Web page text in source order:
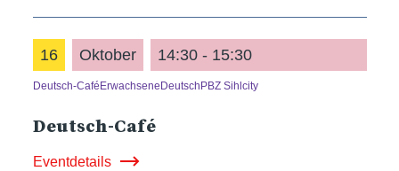
16 Oktober 14:30 - 15:30
Deutsch-CaféErwachseneDeutschPBZ Sihlcity
Deutsch-Café
Eventdetails